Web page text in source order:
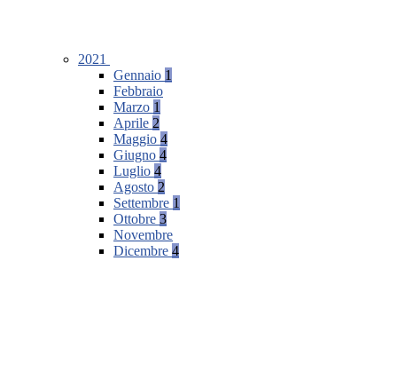
2021
Gennaio 1
Febbraio
Marzo 1
Aprile 2
Maggio 4
Giugno 4
Luglio 4
Agosto 2
Settembre 1
Ottobre 3
Novembre
Dicembre 4